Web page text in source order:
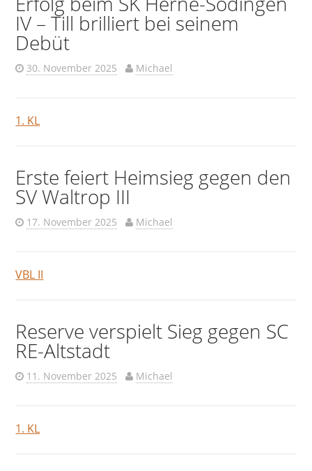
IV – Till brilliert bei seinem
Debüt
30. November 2025 Michael
1. KL
Erste feiert Heimsieg gegen den
SV Waltrop III
17. November 2025 Michael
VBL II
Reserve verspielt Sieg gegen SC
RE-Altstadt
11. November 2025 Michael
1. KL